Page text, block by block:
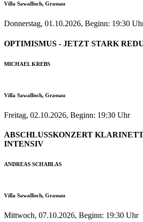
Villa Sawallisch, Grassau
Donnerstag, 01.10.2026, Beginn: 19:30
OPTIMISMUS - JETZT STARK
MICHAEL KREBS
Villa Sawallisch, Grassau
Freitag, 02.10.2026, Beginn: 19:30 Uhr
ABSCHLUSSKONZERT
INTENSIV
ANDREAS SCHABLAS
Villa Sawallisch, Grassau
Mittwoch, 07.10.2026, Beginn: 19:30 Uhr